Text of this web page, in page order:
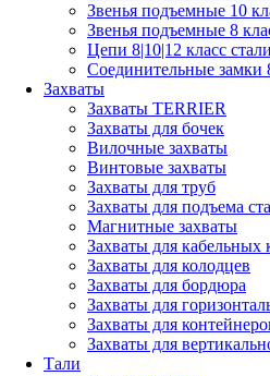
Звенья подъемные 10
Звенья подъемные 8
Цепи 8|10|12 класс стали
Соединительные замки
Захваты
Захваты TERRIER
Захваты для бочек
Вилочные захваты
Винтовые захваты
Захваты для труб
Захваты для подъема
Магнитные захваты
Захваты для кабельных
Захваты для колодцев
Захваты для бордюра
Захваты для
Захваты для
Захваты для
Тали